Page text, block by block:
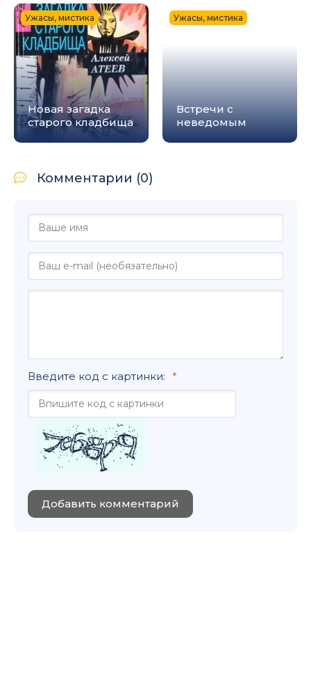
Новая загадка
старого кладбища
Ужасы, мистика
Встречи с
неведомым
Ужасы, мистика
Комментарии (0)
Введите код с картинки:
Добавить комментарий